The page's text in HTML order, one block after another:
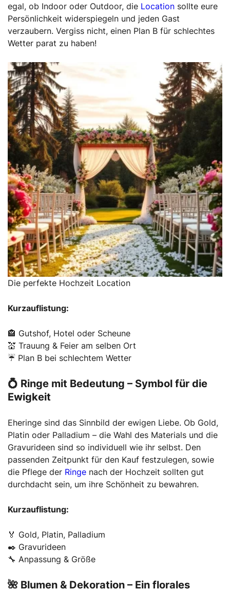
egal, ob Indoor oder Outdoor, die Location sollte eure
Persönlichkeit widerspiegeln und jeden Gast
verzaubern. Vergiss nicht, einen Plan B für schlechtes
Wetter parat zu haben!
Die perfekte Hochzeit Location
Kurzauflistung:
🏤 Gutshof, Hotel oder Scheune
💒 Trauung & Feier am selben Ort
☔ Plan B bei schlechtem Wetter
💍 Ringe mit Bedeutung – Symbol für die
Ewigkeit
Eheringe sind das Sinnbild der ewigen Liebe. Ob Gold,
Platin oder Palladium – die Wahl des Materials und die
Gravurideen sind so individuell wie ihr selbst. Den
passenden Zeitpunkt für den Kauf festzulegen, sowie
die Pflege der Ringe nach der Hochzeit sollten gut
durchdacht sein, um ihre Schönheit zu bewahren.
Kurzauflistung:
🏅 Gold, Platin, Palladium
✒️ Gravurideen
🔧 Anpassung & Größe
🌺 Blumen & Dekoration – Ein florales